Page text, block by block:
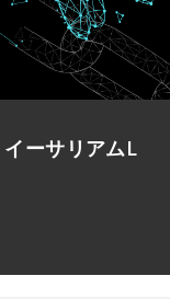
ーサリアムL